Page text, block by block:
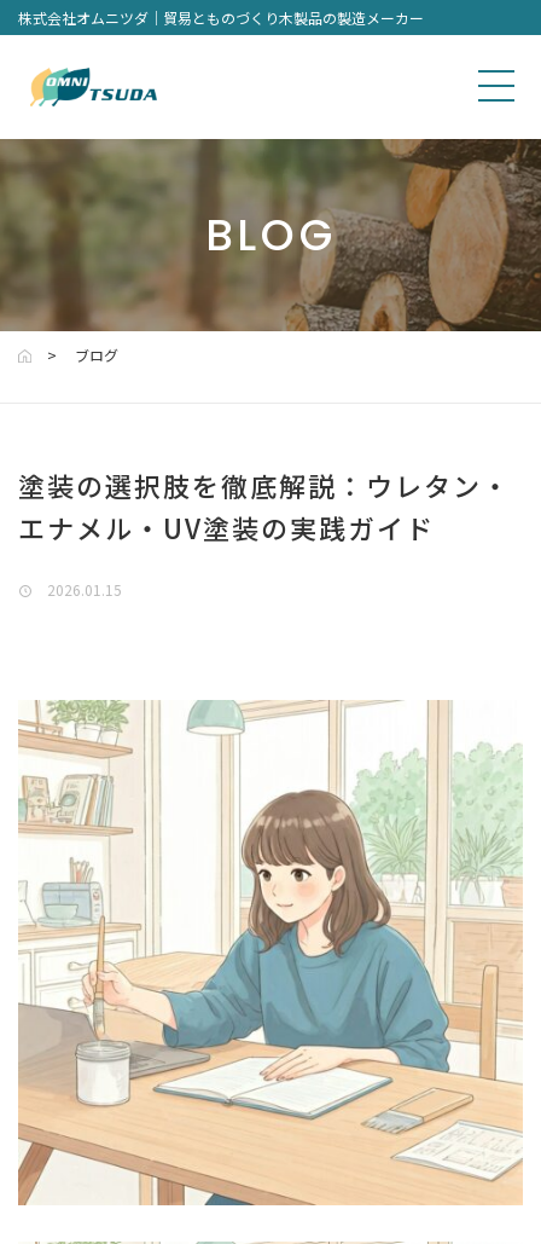
株式会社オムニツダ｜貿易とものづくり木製品の製造メーカー
BLOG
ブログ
塗装の選択肢を徹底解説：ウレタン・
エナメル・UV塗装の実践ガイド
2026.01.15